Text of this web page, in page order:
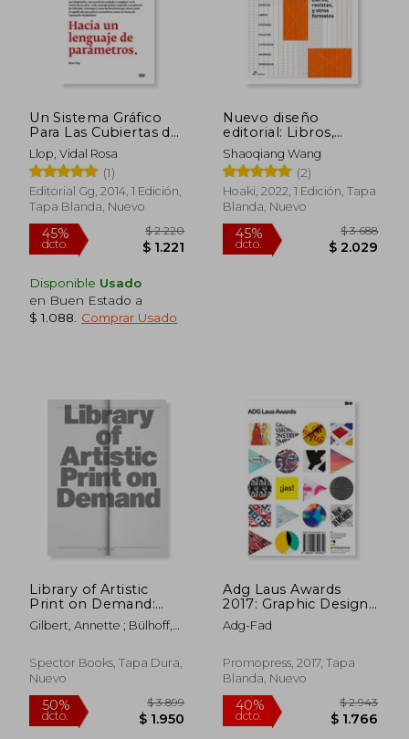
Un Sistema Gráfico
Para Las Cubiertas de
Libros: Hacia Un
Lenguaje de
Parámetros
Llop, Vidal Rosa
(1)
Editorial Gg, 2014, 1 Edición,
Tapa Blanda, Nuevo
dcto. $ 1.221
Disponible Usado
en Buen Estado a
$ 1.088
Comprar Usado
Nuevo diseño
editorial: Libros,
revistas, y otros
formatos
Shaoqiang Wang
(2)
Hoaki, 2022, 1 Edición, Tapa
Blanda, Nuevo
Library of Artistic
Print on Demand:
Post-Digital
Publishing in Times
Capitalism (en Inglés)
Gilbert, Annette ; Bülhoff,
Spector Books, Tapa Dura,
Nuevo
Adg Laus Awards
2017: Graphic Design
and Visual
Communication (en
Adg-Fad
Promopress, 2017, Tapa
Blanda, Nuevo